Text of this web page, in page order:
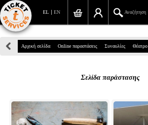
EN
EL Αναζήτηση
Πανεπιστημίου 39, Αθήνα
info@ticketservices.gr
Αναζήτηση
Σύνδεση/Εγγραφή
Αρχική σελίδα Online παραστάσεις Συναυλίες Θέατρο
Σελίδα παράστασης